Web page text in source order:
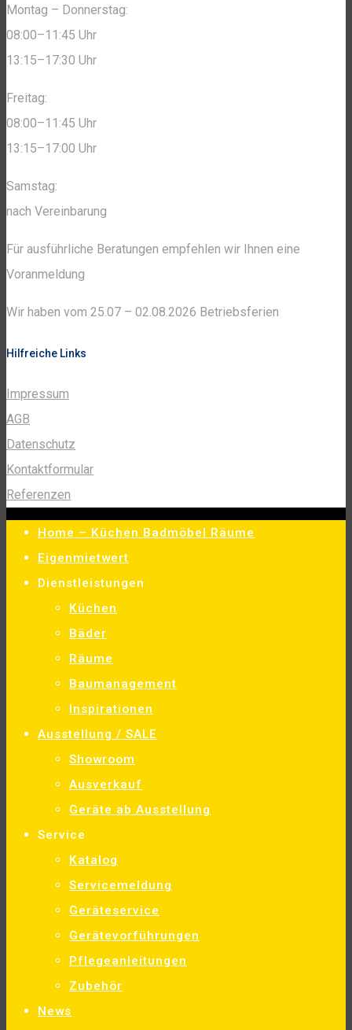
Montag – Donnerstag:
08:00–11:45 Uhr
13:15–17:30 Uhr
Freitag:
08:00–11:45 Uhr
13:15–17:00 Uhr
Samstag:
nach Vereinbarung
Für ausführliche Beratungen empfehlen wir Ihnen eine
Voranmeldung
Wir haben vom 25.07 – 02.08.2026 Betriebsferien
Hilfreiche Links
Impressum
AGB
Datenschutz
Kontaktformular
Referenzen
Home – Küchen Badmöbel Räume
Eigenmietwert
Dienstleistungen
Küchen
Bäder
Räume
Baumanagement
Inspirationen
Ausstellung / SALE
Showroom
Ausverkauf
Geräte ab Ausstellung
Service
Katalog
Servicemeldung
Geräteservice
Gerätevorführungen
Pflegeanleitungen
Zubehör
News